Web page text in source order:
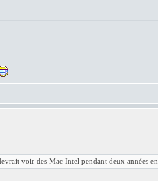
voir des Mac Intel pendant deux années